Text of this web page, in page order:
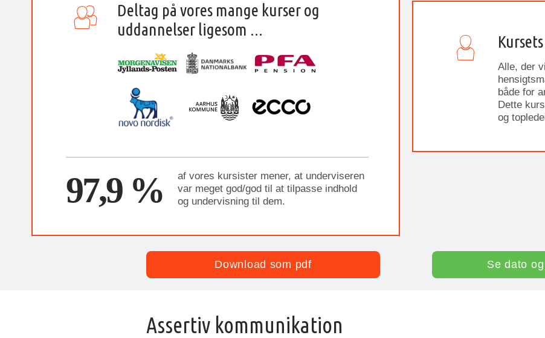
Deltag på vores mange kurser og
uddannelser ligesom ...
97,9 %
af vores kursister mener, at underviseren
var meget god/god til at tilpasse indhold
og undervisning til dem.
Alle, der
både for
Dette
og
Download som pdf Se dato
Assertiv kommunikation